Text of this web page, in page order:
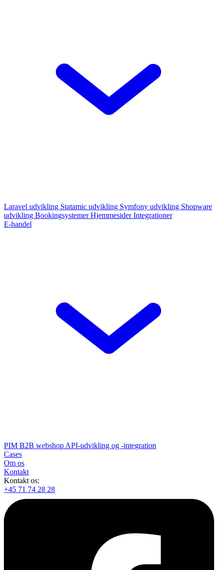
Laravel udvikling Statamic udvikling Symfony udvikling Shopware
udvikling BookingsystemerHjemmesiderIntegrationer
E-handel
PIM B2B webshop API-udvikling og -integration
Cases
Om os
Kontakt
Kontakt os:
+45 71 74 28 28